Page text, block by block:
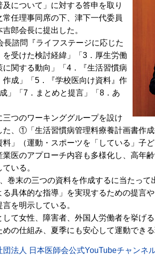
について」に対する答申を取り
任理事同席の下、津下一代委員
郎会長に提出した。
諮問『ライフステージに応じた
受けた検討経緯」「3．厚生労働
関する動向」「4．『生活習慣病
成」「5．『学校医向け資料』作
」「7．まとめと提言」「8．あ
つのワーキンググループを設け
、①「生活習慣病管理料療養計画書作
」（運動・スポーツを「している」子
医のアプローチ内容も多様化し、高年
いる。
巻末の三つの資料を作成するに当たっ
具体的な指導」を実現するための提言
を明示している。
て女性、障害者、外国人労働者を挙げ
の仕組み、夏季にも安心して運動でき
法人 日本医師会公式YouTubeチャンネル